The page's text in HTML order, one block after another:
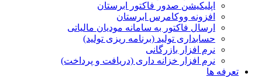
اپلیکیشن صدور فاکتور ابرستان
افزونه ووکامرس ابرستان
ارسال فاکتور به سامانه مودیان مالیاتی
حسابداری تولید (برنامه ریزی تولید)
نرم افزار بازرگانی
نرم افزار خزانه داری (دریافت و پرداخت)
تعرفه ها